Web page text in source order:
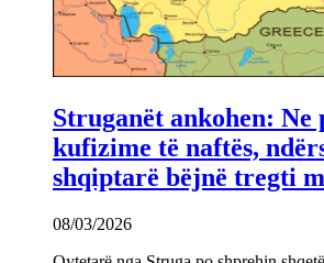
Struganët ankohen: Ne
kufizime të naftës,
shqiptarë bëjnë tregti
08/03/2026